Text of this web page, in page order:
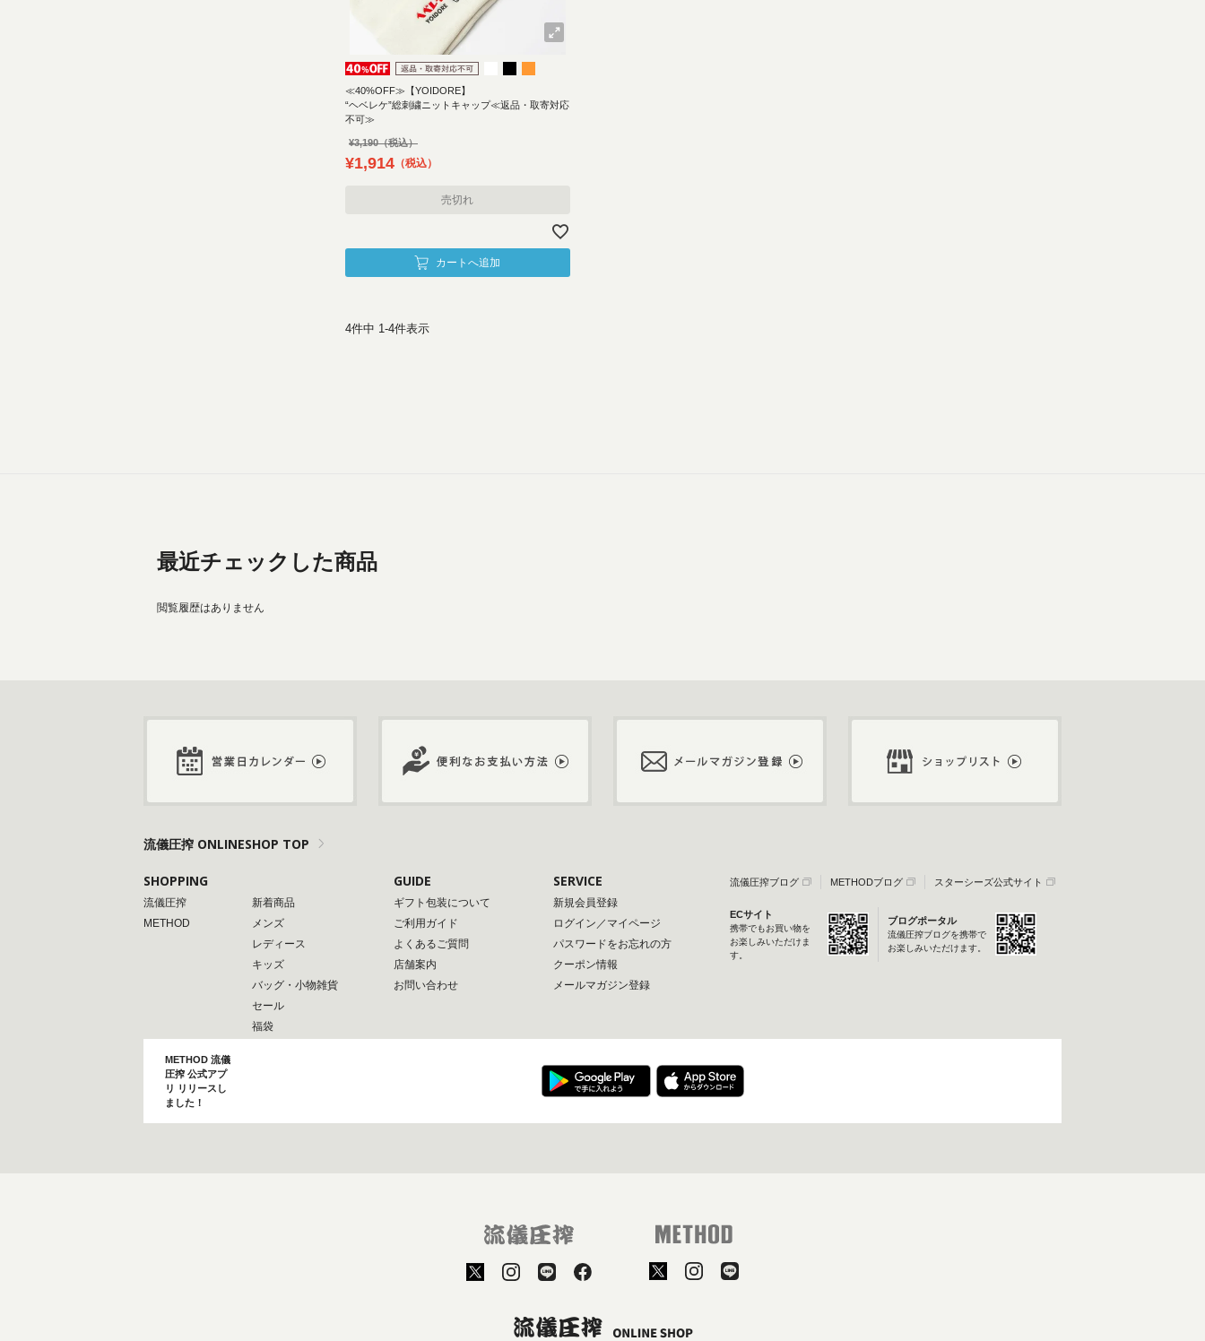
≪40%OFF≫【YOIDORE】
“ヘベレケ”総刺繍ニットキャップ≪返品・取寄対応
不可≫
¥3,190
¥1,914 税込
売切れ
カートへ追加
4件中 1-4件表示
最近チェックした商品
閲覧履歴はありません
流儀圧搾 ONLINESHOP TOP
SHOPPING
流儀圧搾
METHOD
新着商品
メンズ
レディース
キッズ
バッグ・小物雑貨
セール
福袋
GUIDE
ギフト包装について
ご利用ガイド
よくあるご質問
店舗案内
お問い合わせ
SERVICE
新規会員登録
ログイン／マイページ
パスワードをお忘れの方
クーポン情報
メールマガジン登録
流儀圧搾ブログ METHODブログ スターシーズ公式サイト
ECサイト
携帯でもお買い物を
お楽しみいただけま
す。
ブログポータル
流儀圧搾ブログを携帯で
お楽しみいただけます。
METHOD 流儀
圧搾 公式アプ
リ リリースし
ました！